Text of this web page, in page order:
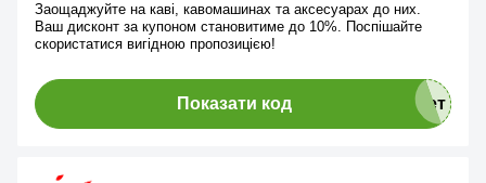
Заощаджуйте на каві, кавомашинах та аксесуарах до них.
Ваш дисконт за купоном становитиме до 10%. Поспішайте
скористатися вигідною пропозицією!
Показати код